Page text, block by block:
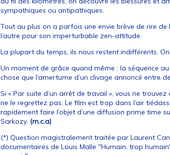
sympathiques ou antipathiques.
Tout au plus on a parfois une envie brève de rire
l’autre pour son imperturbable zen-attitude.
La plupart du temps, ils nous restent indifférents.
Un moment de grâce quand même : la séquence
chose que l’amertume d’un clivage annoncé entre
Si « Par suite d’un arrêt de travail », vous ne
ne le regrettez pas. Le film est trop dans l’air
rapidement faire l’objet d’une diffusion prime time
Sarkozy. (m.c.a)
(*) Question magistralement traitée par Laurent
documentaires de Louis Malle "Humain, trop